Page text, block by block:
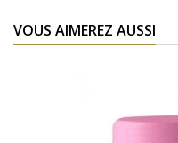
VOUS AIMEREZ AUSSI